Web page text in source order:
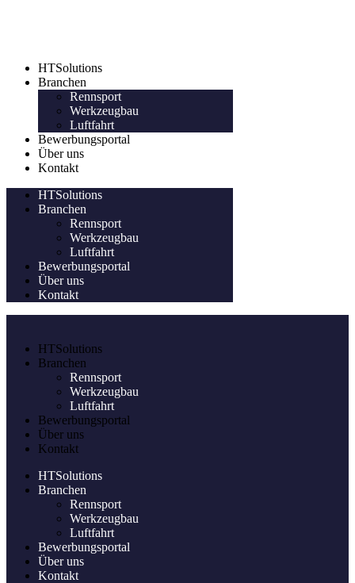
HTSolutions
Branchen
Rennsport
Werkzeugbau
Luftfahrt
Bewerbungsportal
Über uns
Kontakt
HTSolutions
Branchen
Rennsport
Werkzeugbau
Luftfahrt
Bewerbungsportal
Über uns
Kontakt
HTSolutions
Branchen
Rennsport
Werkzeugbau
Luftfahrt
Bewerbungsportal
Über uns
Kontakt
HTSolutions
Branchen
Rennsport
Werkzeugbau
Luftfahrt
Bewerbungsportal
Über uns
Kontakt